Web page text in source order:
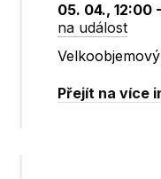
05. 04., 12:00
na událost
Přejít na více